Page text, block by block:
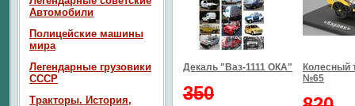
Декаль "Ваз-1111 ОКА"
350
Колесный
№65
Автомобили
Полицейские машины
мира
Легендарные грузовики
СССР
Тракторы. История,